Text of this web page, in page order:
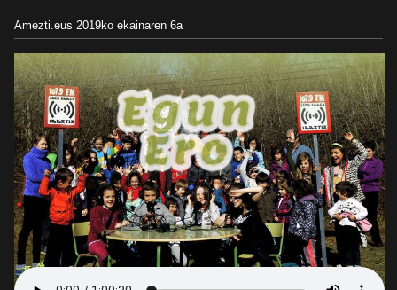
Amezti.eus 2019ko ekainaren 6a